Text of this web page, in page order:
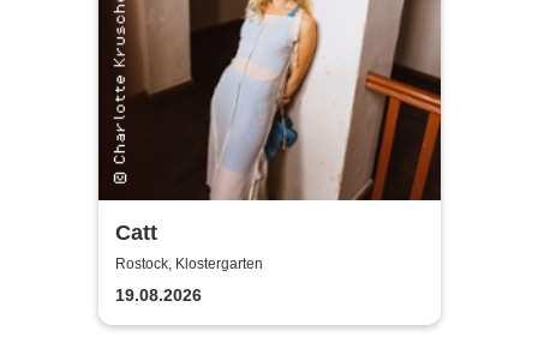
Catt
Rostock, Klostergarten
19.08.2026